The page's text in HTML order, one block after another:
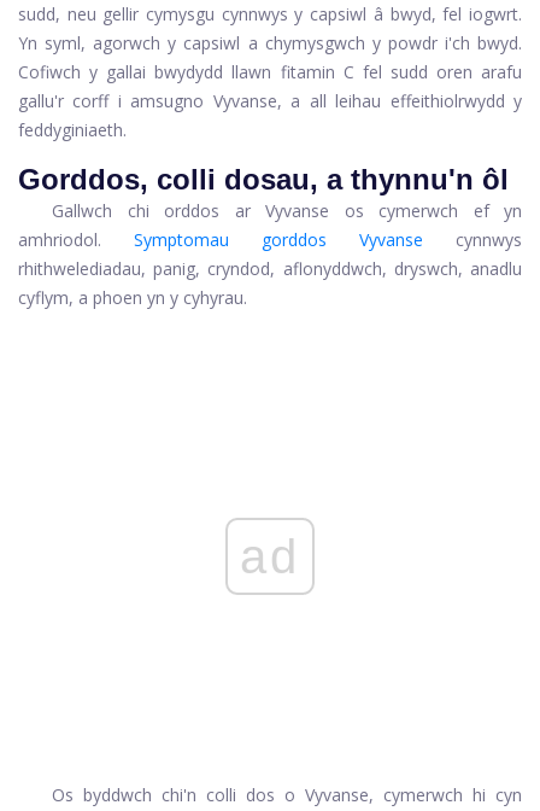
sudd, neu gellir cymysgu cynnwys y capsiwl â bwyd, fel iogwrt.
Yn syml, agorwch y capsiwl a chymysgwch y powdr i'ch bwyd.
Cofiwch y gallai bwydydd llawn fitamin C fel sudd oren arafu
gallu'r corff i amsugno Vyvanse, a all leihau effeithiolrwydd y
feddyginiaeth.
Gorddos, colli dosau, a thynnu'n ôl
Gallwch chi orddos ar Vyvanse os cymerwch ef yn
amhriodol.
Symptomau gorddos Vyvanse
cynnwys
rhithwelediadau, panig, cryndod, aflonyddwch, dryswch, anadlu
cyflym, a phoen yn y cyhyrau.
ad
Os byddwch chi'n colli dos o Vyvanse, cymerwch hi cyn